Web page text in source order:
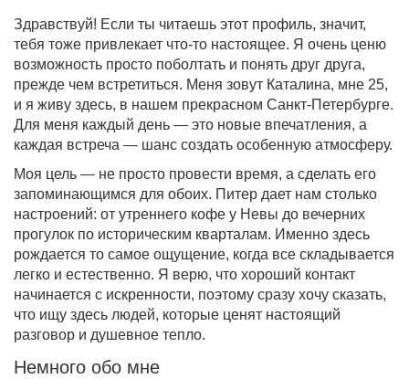
Здравствуй! Если ты читаешь этот профиль, значит,
тебя тоже привлекает что-то настоящее. Я очень ценю
возможность просто поболтать и понять друг друга,
прежде чем встретиться. Меня зовут Каталина, мне 25,
и я живу здесь, в нашем прекрасном Санкт-Петербурге.
Для меня каждый день — это новые впечатления, а
каждая встреча — шанс создать особенную атмосферу.
Моя цель — не просто провести время, а сделать его
запоминающимся для обоих. Питер дает нам столько
настроений: от утреннего кофе у Невы до вечерних
прогулок по историческим кварталам. Именно здесь
рождается то самое ощущение, когда все складывается
легко и естественно. Я верю, что хороший контакт
начинается с искренности, поэтому сразу хочу сказать,
что ищу здесь людей, которые ценят настоящий
разговор и душевное тепло.
Немного обо мне